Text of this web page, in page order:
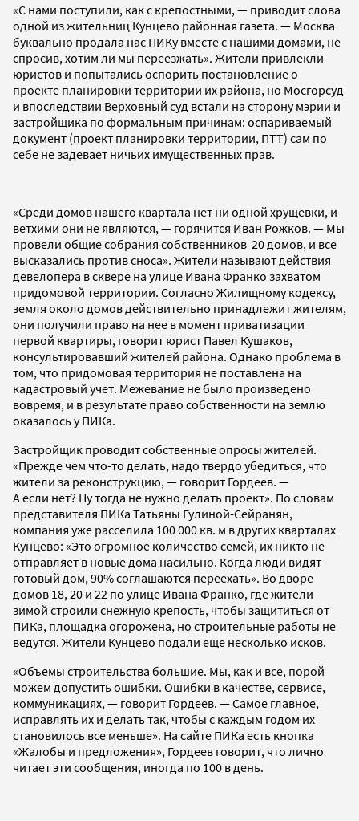
«С нами поступили, как с крепостными, — приводит слова
одной из жительниц Кунцево районная газета. — Москва
буквально продала нас ПИКу вместе с нашими домами, не
спросив, хотим ли мы переезжать». Жители привлекли
юристов и попытались оспорить постановление о
проекте планировки территории их района, но Мосгорсуд
и впоследствии Верховный суд встали на сторону мэрии и
застройщика по формальным причинам: оспариваемый
документ (проект планировки территории, ПТТ) сам по
себе не задевает ничьих имущественных прав.
«Среди домов нашего квартала нет ни одной хрущевки, и
ветхими они не являются, — горячится Иван Рожков. — Мы
провели общие собрания собственников 20 домов, и все
высказались против сноса». Жители называют действия
девелопера в сквере на улице Ивана Франко захватом
придомовой территории. Согласно Жилищному кодексу,
земля около домов действительно принадлежит жителям,
они получили право на нее в момент приватизации
первой квартиры, говорит юрист Павел Кушаков,
консультировавший жителей района. Однако проблема в
том, что придомовая территория не поставлена на
кадастровый учет. Межевание не было произведено
вовремя, и в результате право собственности на землю
оказалось у ПИКа.
Застройщик проводит собственные опросы жителей.
«Прежде чем что-то делать, надо твердо убедиться, что
жители за реконструкцию, — говорит Гордеев. —
А если нет? Ну тогда не нужно делать проект». По словам
представителя ПИКа Татьяны Гулиной-Сейранян,
компания уже расселила 100 000 кв. м в других кварталах
Кунцево: «Это огромное количество семей, их никто не
отправляет в новые дома насильно. Когда люди видят
готовый дом, 90% соглашаются переехать». Во дворе
домов 18, 20 и 22 по улице Ивана Франко, где жители
зимой строили снежную крепость, чтобы защититься от
ПИКа, площадка огорожена, но строительные работы не
ведутся. Жители Кунцево подали еще несколько исков.
«Объемы строительства большие. Мы, как и все, порой
можем допустить ошибки. Ошибки в качестве, сервисе,
коммуникациях, — говорит Гордеев. — Самое главное,
исправлять их и делать так, чтобы с каждым годом их
становилось все меньше». На сайте ПИКа есть кнопка
«Жалобы и предложения», Гордеев говорит, что лично
читает эти сообщения, иногда по 100 в день.